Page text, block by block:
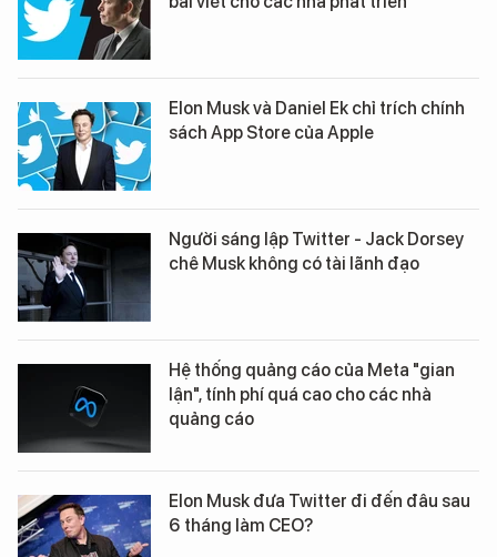
Elon Musk và Daniel Ek chỉ trích chính
sách App Store của Apple
Người sáng lập Twitter - Jack Dorsey
chê Musk không có tài lãnh đạo
Hệ thống quảng cáo của Meta "gian
lận", tính phí quá cao cho các nhà
quảng cáo
Elon Musk đưa Twitter đi đến đâu sau
6 tháng làm CEO?